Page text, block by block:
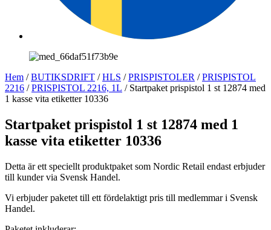
Hem /BUTIKSDRIFT /HLS /PRISPISTOLER /PRISPISTOL
2216 /PRISPISTOL 2216, 1L / Startpaket prispistol 1 st 12874 med
1 kasse vita etiketter 10336
Startpaket prispistol 1 st 12874 med 1
kasse vita etiketter 10336
Detta är ett speciellt produktpaket som Nordic Retail endast erbjuder
till kunder via Svensk Handel.
Vi erbjuder paketet till ett fördelaktigt pris till medlemmar i Svensk
Handel.